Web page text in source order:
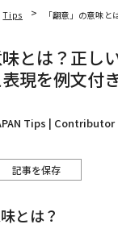
Tips
「翻意」の意味
味とは？正し
現を例文付
Tips | Contributor
記事を保存
とは？